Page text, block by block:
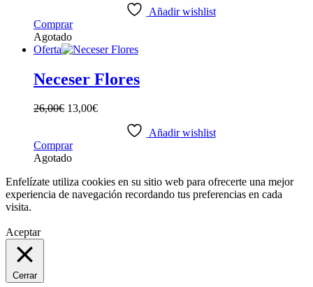
Añadir wishlist
Comprar
Agotado
Oferta
Neceser Flores
26,00€ 13,00€
Añadir wishlist
Comprar
Agotado
Enfelízate utiliza cookies en su sitio web para ofrecerte una mejor
experiencia de navegación recordando tus preferencias en cada
visita.
Aceptar
Cerrar